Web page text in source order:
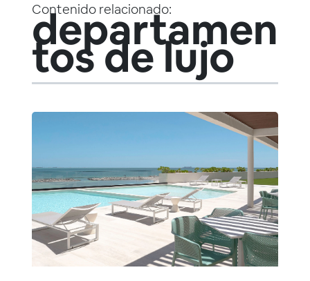
Contenido relacionado:
departamen
tos de lujo